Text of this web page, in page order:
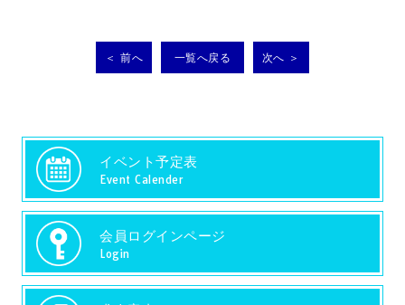
＜ 前へ 一覧へ戻る 次へ ＞
イベント予定表
Event Calender
会員ログインページ
Login